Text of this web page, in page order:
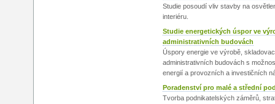
Studie posoudí vliv stavby na
interiéru.
Studie energetických úspor ve
administrativních budovách
Úspory energie ve výrobě,
administrativních budovách s
energií a provozních a investičních
Poradenství pro malé a střední
Tvorba podnikatelských záměrů,